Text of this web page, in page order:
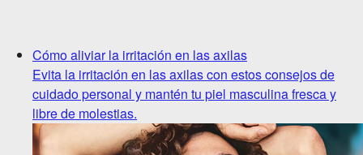
Cómo aliviar la irritación en las axilas
Evita la irritación en las axilas con estos consejos de
cuidado personal y mantén tu piel masculina fresca y
libre de molestias.